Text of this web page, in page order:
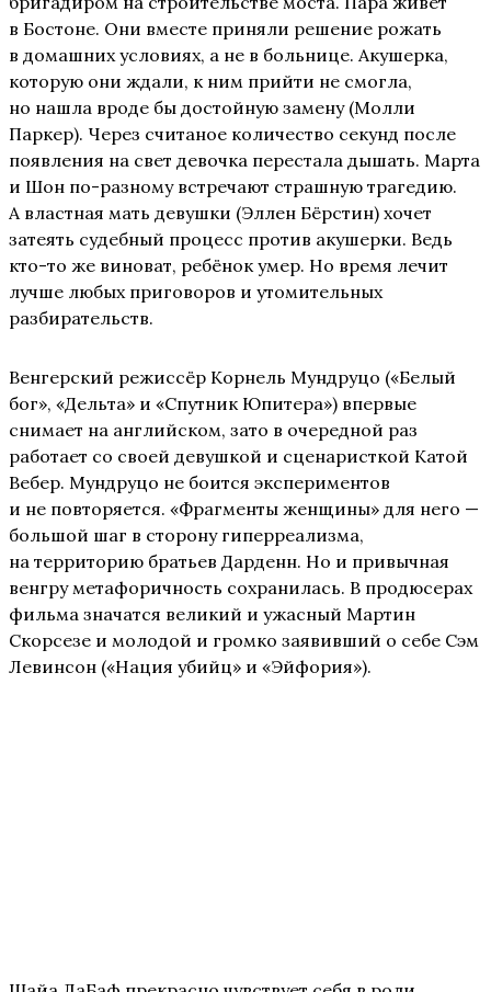
в Бостоне. Они вместе приняли решение рожать
в домашних условиях, а не в больнице. Акушерка,
которую они ждали, к ним прийти не смогла,
но нашла вроде бы достойную замену (Молли
Паркер). Через считаное количество секунд после
появления на свет девочка перестала дышать. Марта
и Шон по-разному встречают страшную трагедию.
А властная мать девушки (Эллен Бёрстин) хочет
затеять судебный процесс против акушерки. Ведь
кто-то же виноват, ребёнок умер. Но время лечит
лучше любых приговоров и утомительных
разбирательств.
Венгерский режиссёр Корнель Мундруцо («Белый
бог», «Дельта» и «Спутник Юпитера») впервые
снимает на английском, зато в очередной раз
работает со своей девушкой и сценаристкой Катой
Вебер. Мундруцо не боится экспериментов
и не повторяется. «Фрагменты женщины» для него —
большой шаг в сторону гиперреализма,
на территорию братьев Дарденн. Но и привычная
венгру метафоричность сохранилась. В продюсерах
фильма значатся великий и ужасный Мартин
Скорсезе и молодой и громко заявивший о себе Сэм
Левинсон («Нация убийц» и «Эйфория»).